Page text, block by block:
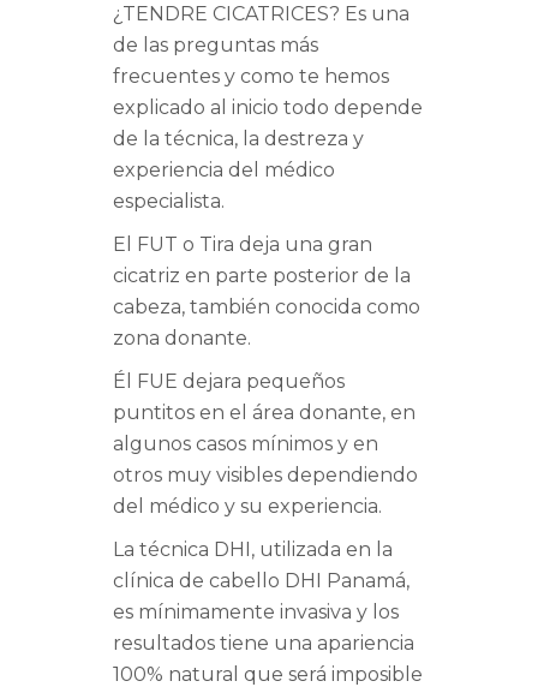
¿TENDRE CICATRICES? Es una
de las preguntas más
frecuentes y como te hemos
explicado al inicio todo depende
de la técnica, la destreza y
experiencia del médico
especialista.
El FUT o Tira deja una gran
cicatriz en parte posterior de la
cabeza, también conocida como
zona donante.
Él FUE dejara pequeños
puntitos en el área donante, en
algunos casos mínimos y en
otros muy visibles dependiendo
del médico y su experiencia.
La técnica DHI, utilizada en la
clínica de cabello DHI Panamá,
es mínimamente invasiva y los
resultados tiene una apariencia
100% natural que será imposible